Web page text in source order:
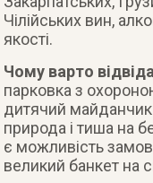
Чілійських вин,
якості.
Чому варто
парковка з
дитячий майданчик
природа і тиша на
є можливість
великий банкет на